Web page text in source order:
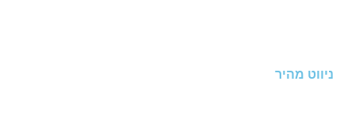
ניווט מהיר